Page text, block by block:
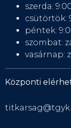
szerda:
csütörtök:
péntek:
szombat:
vasárnap:
Központi